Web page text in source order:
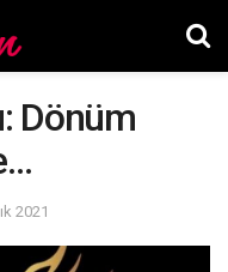
Dönüm
2021